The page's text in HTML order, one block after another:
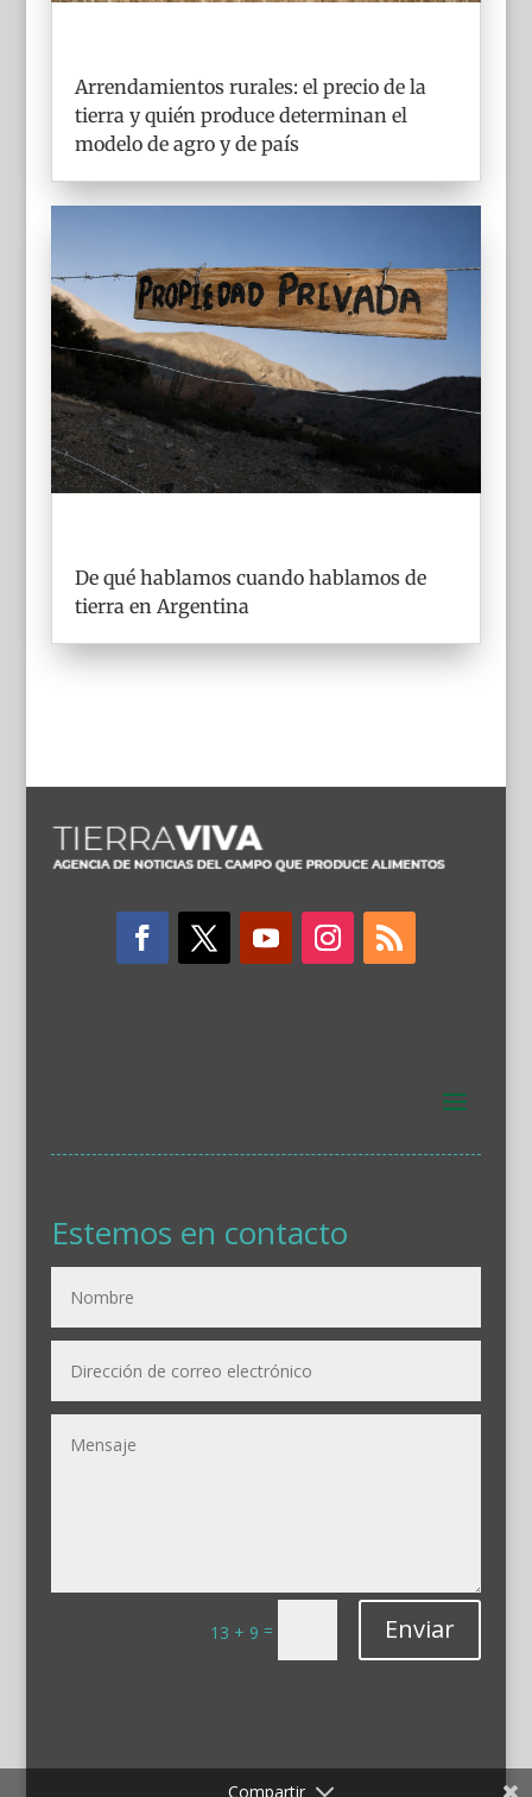
Arrendamientos rurales: el precio de la
tierra y quién produce determinan el
modelo de agro y de país
De qué hablamos cuando hablamos de
tierra en Argentina
Estemos en contacto
13 + 9 = Enviar
Compartir